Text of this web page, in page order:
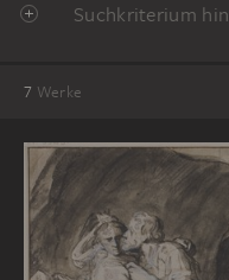
Suchkriterium
7 Werke